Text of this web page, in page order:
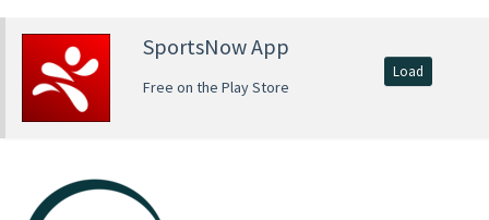
SportsNow App
Free on the Play Store
Load